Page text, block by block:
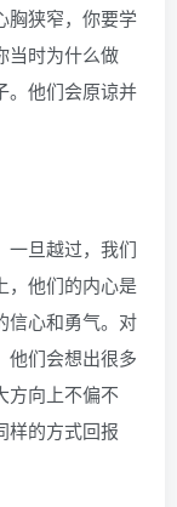
胸狭窄，你要学
当时为什么做
。他们会原谅并
一旦越过，我们
，他们的内心是
信心和勇气。对
他们会想出很多
方向上不偏不
样的方式回报